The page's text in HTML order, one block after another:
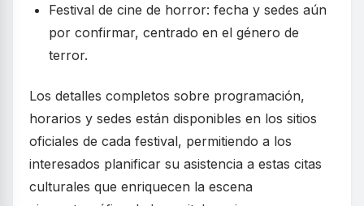
Festival de cine de horror: fecha y sedes aún
por confirmar, centrado en el género de
terror.
Los detalles completos sobre programación,
horarios y sedes están disponibles en los sitios
oficiales de cada festival, permitiendo a los
interesados planificar su asistencia a estas citas
culturales que enriquecen la escena